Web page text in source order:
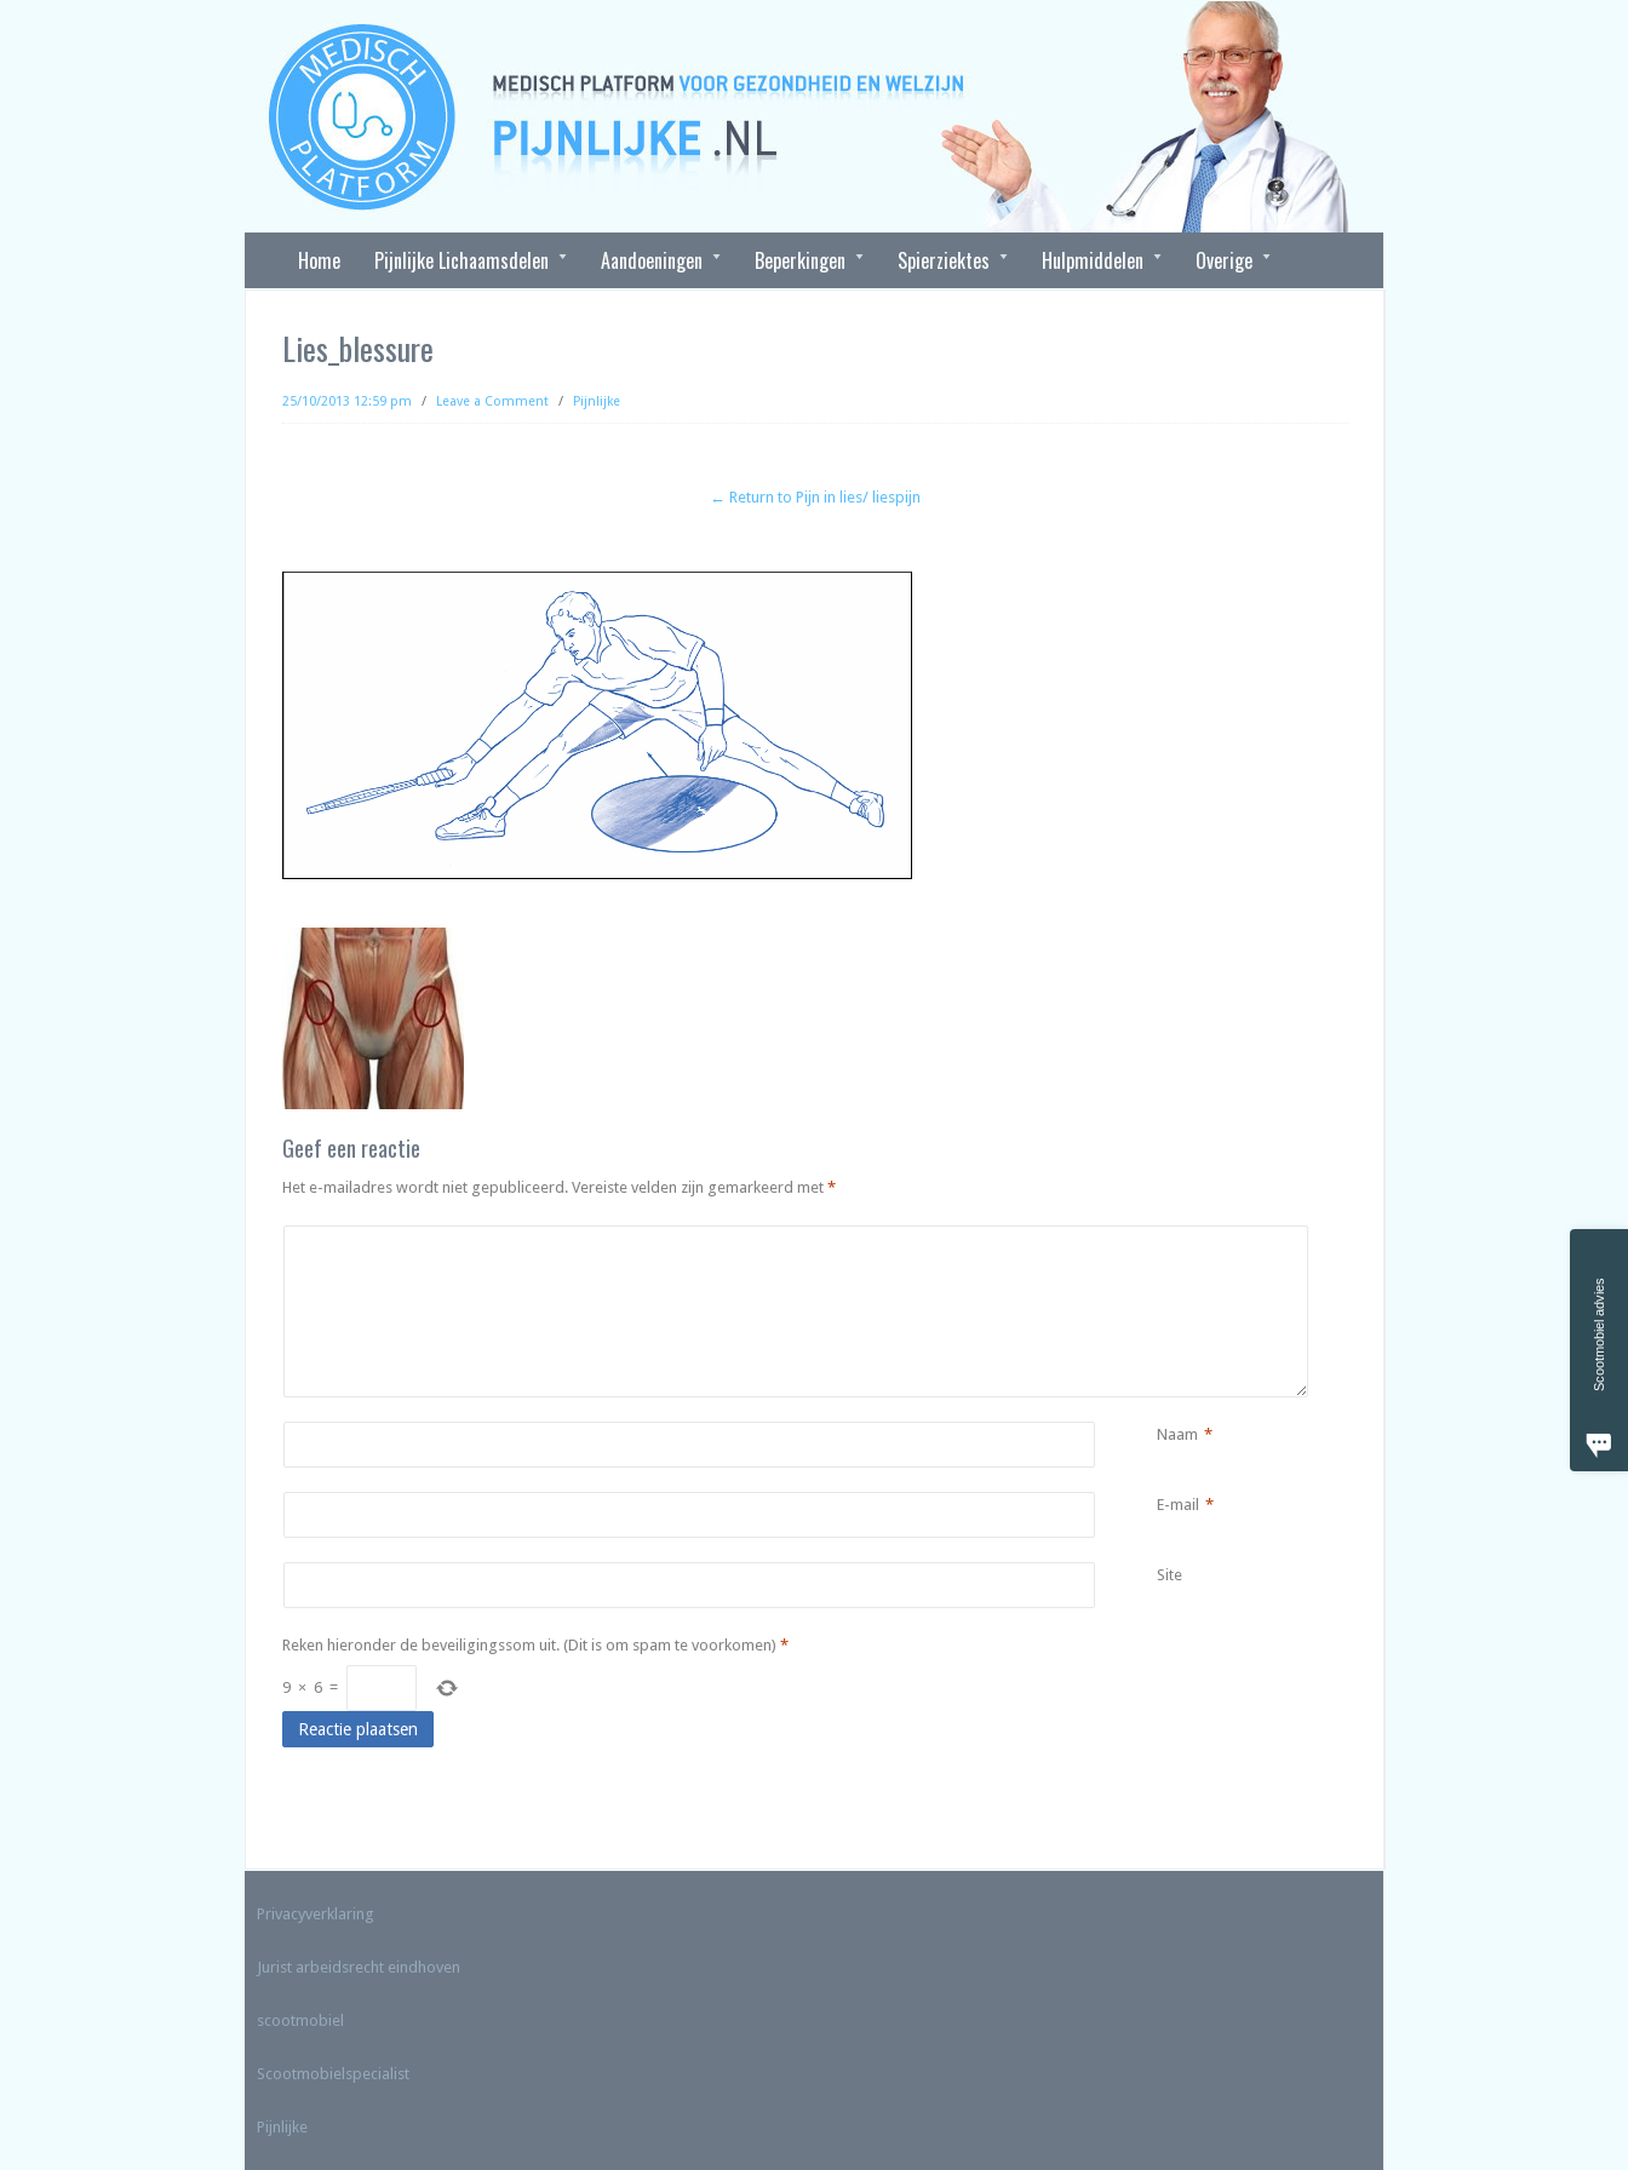
Scootmobiel advies
Home Pijnlijke Lichaamsdelen Aandoeningen Beperkingen Spierziektes Hulpmiddelen Overige
Lies_blessure
25/10/2013 12:59 pm / Leave a Comment / Pijnlijke
← Return to Pijn in lies/ liespijn
Geef een reactie
Het e-mailadres wordt niet gepubliceerd. Vereiste velden zijn gemarkeerd met *
Naam *
E-mail *
Site
Reken hieronder de beveiligingssom uit. (Dit is om spam te voorkomen) *
9 × 6 =
Privacyverklaring
Jurist arbeidsrecht eindhoven
scootmobiel
Scootmobielspecialist
Pijnlijke